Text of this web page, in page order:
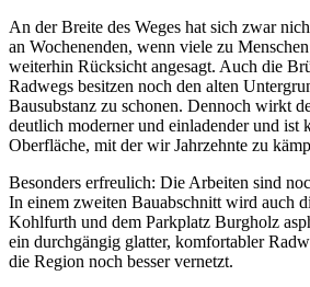
An der Breite des Weges hat sich zwar
an Wochenenden, wenn viele zu
weiterhin Rücksicht angesagt. Auch die
Radwegs besitzen noch den alten
Bausubstanz zu schonen. Dennoch wirkt
deutlich moderner und einladender und ist
Oberfläche, mit der wir Jahrzehnte zu
Besonders erfreulich: Die Arbeiten sind
In einem zweiten Bauabschnitt wird auch
Kohlfurth und dem Parkplatz Burgholz
ein durchgängig glatter, komfortabler
die Region noch besser vernetzt.